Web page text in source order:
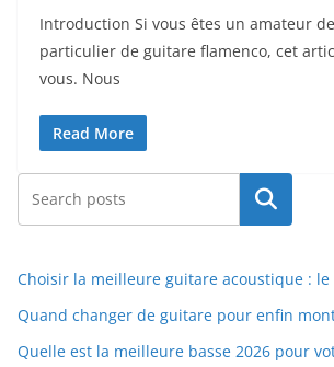
Introduction Si vous⁤ êtes un⁣ amateur⁢
particulier de guitare flamenco, cet
‌vous. Nous
Read More
Rechercher
Choisir la meilleure guitare acoustique : le
Quand changer de guitare pour enfin
Quelle est la meilleure basse 2026 pour